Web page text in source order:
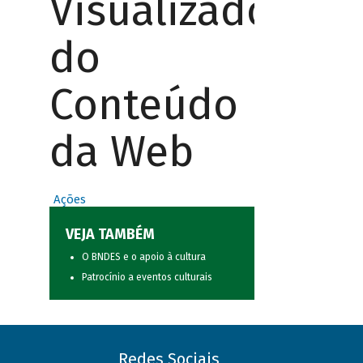
Visualizador
do
Conteúdo
da Web
Ações
VEJA TAMBÉM
O BNDES e o apoio à cultura
Patrocínio a eventos culturais
Redes Sociais